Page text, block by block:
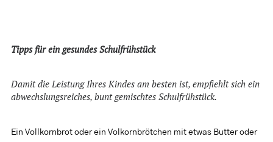
Tipps für ein gesundes Schulfrühstück
Damit die Leistung Ihres Kindes am besten ist, empfiehlt sich ein
abwechslungsreiches, bunt gemischtes Schulfrühstück.
Ein Vollkornbrot oder ein Volkornbrötchen mit etwas Butter oder